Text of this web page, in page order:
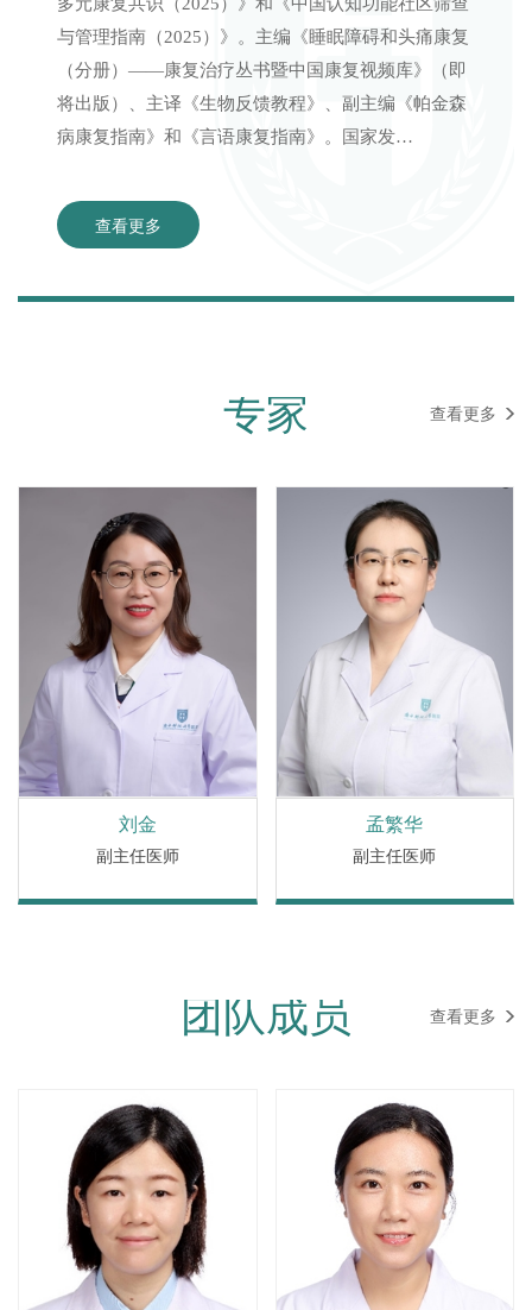
与管理指南（2025）》。主编《睡眠障碍和头痛康复
（分册）——康复治疗丛书暨中国康复视频库》（即
将出版）、主译《生物反馈教程》、副主编《帕金森
病康复指南》和《言语康复指南》。国家发…
查看更多
专家 查看更多
刘金
副主任医师
孟繁华
副主任医师
团队成员 查看更多